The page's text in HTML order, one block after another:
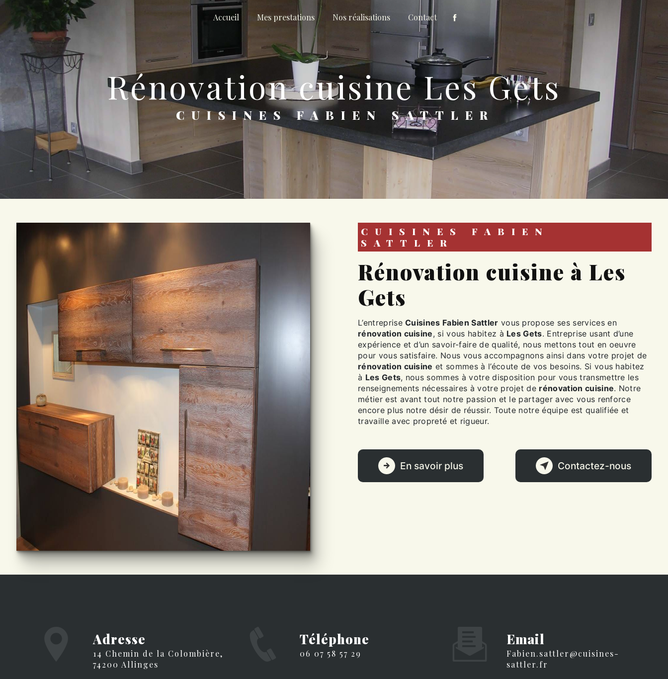
Accueil Mes prestations Nos réalisations Contact
rénovation cuisine Les Gets
CUISINES FABIEN SATTLER
CUISINES FABIEN
SATTLER
rénovation cuisine à Les
Gets
L’entrepriseCuisines Fabien Sattler vous propose ses services en
rénovation cuisine, si vous habitez à Les Gets. Entreprise usant d’une
expérience et d’un savoir-faire de qualité, nous mettons tout en oeuvre
pour vous satisfaire. Nous vous accompagnons ainsi dans votre projet de
rénovation cuisine et sommes à l’écoute de vos besoins. Si vous habitez
à Les Gets, nous sommes à votre disposition pour vous transmettre les
renseignements nécessaires à votre projet de rénovation cuisine. Notre
métier est avant tout notre passion et le partager avec vous renforce
encore plus notre désir de réussir. Toute notre équipe est qualifiée et
travaille avec propreté et rigueur.
En savoir plus Contactez-nous
Adresse
14 Chemin de la Colombière,
74200 Allinges
Téléphone
06 07 58 57 29
Email
fabien.sattler@cuisines-
sattler.fr
Panneau de gestion des cookies